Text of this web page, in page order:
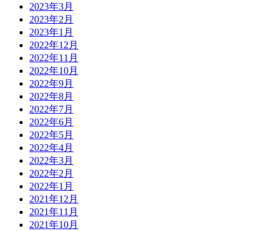
2023年3月
2023年2月
2023年1月
2022年12月
2022年11月
2022年10月
2022年9月
2022年8月
2022年7月
2022年6月
2022年5月
2022年4月
2022年3月
2022年2月
2022年1月
2021年12月
2021年11月
2021年10月